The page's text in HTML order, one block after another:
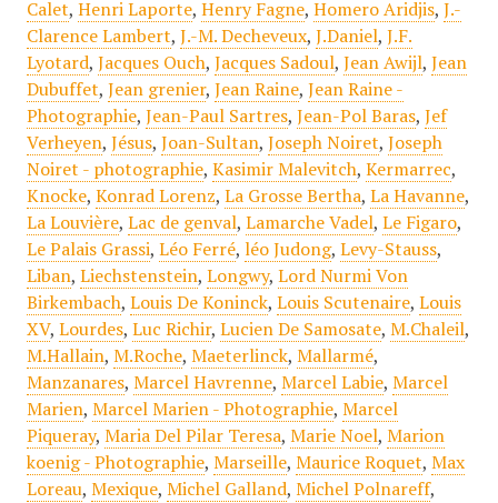
Calet, Henri Laporte, Henry Fagne, Homero Aridjis, J.-
Clarence Lambert, J.-M. Decheveux, J.Daniel, J.F.
Lyotard, Jacques Ouch, Jacques Sadoul, Jean Awijl, Jean
Dubuffet, Jean grenier, Jean Raine, Jean Raine -
Photographie, Jean-Paul Sartres, Jean-Pol Baras, Jef
Verheyen, Jésus, Joan-Sultan, Joseph Noiret, Joseph
Noiret - photographie, Kasimir Malevitch, Kermarrec,
Knocke, Konrad Lorenz, La Grosse Bertha, La Havanne,
La Louvière, Lac de genval, Lamarche Vadel, Le Figaro,
Le Palais Grassi, Léo Ferré, léo Judong, Levy-Stauss,
Liban, Liechstenstein, Longwy, Lord Nurmi Von
Birkembach, Louis De Koninck, Louis Scutenaire, Louis
XV, Lourdes, Luc Richir, Lucien De Samosate, M.Chaleil,
M.Hallain, M.Roche, Maeterlinck, Mallarmé,
Manzanares, Marcel Havrenne, Marcel Labie, Marcel
Marien, Marcel Marien - Photographie, Marcel
Piqueray, Maria Del Pilar Teresa, Marie Noel, Marion
koenig - Photographie, Marseille, Maurice Roquet, Max
Loreau, Mexique, Michel Galland, Michel Polnareff,